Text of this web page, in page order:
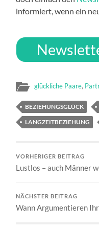
informiert, wenn ein
glückliche Paare,
BEZIEHUNGSGLÜCK
LANGZEITBEZIEHUNG
VORHERIGER BEITRAG
Lustlos – auch Männer
NÄCHSTER BEITRAG
Wann Argumentieren